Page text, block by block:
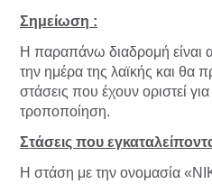
Σημείωση :
Η παραπάνω διαδρομή είναι
την ημέρα της λαϊκής και θα
στάσεις που έχουν οριστεί
τροποποίηση.
Στάσεις που
Η στάση με την ονομασία